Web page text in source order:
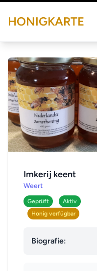
HONIGKARTE
Imkerij keent
Weert
Geprüft
Aktiv
Honig verfügbar
Biografie: